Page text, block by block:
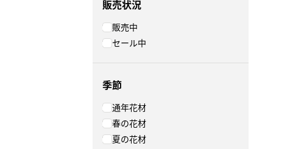
販売状況
販売中
セール中
季節
通年花材
春の花材
夏の花材